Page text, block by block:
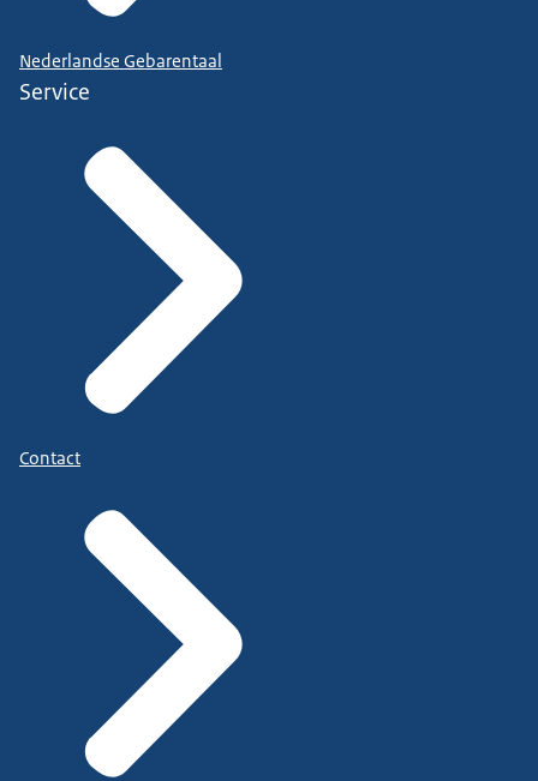
Nederlandse Gebarentaal
Service
Contact